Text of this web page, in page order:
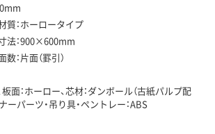
質：ホーロータイプ
法：900×600mm
：片面（罫引）
板面：ホーロー、芯材：ダンボール（古紙パルプ配
ーパーツ・吊り具・ペントレー：ABS